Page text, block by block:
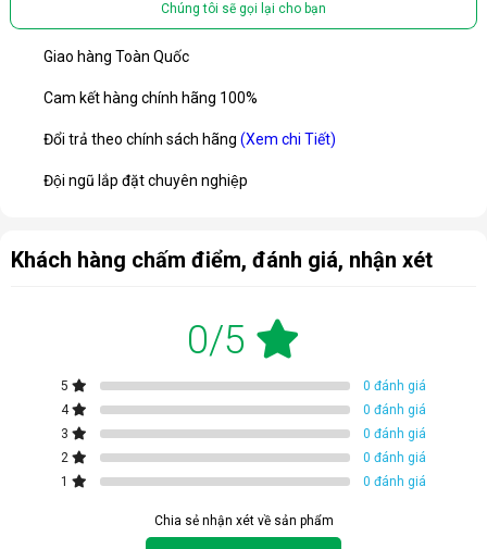
Chúng tôi sẽ gọi lại cho bạn
Giao hàng Toàn Quốc
Cam kết hàng chính hãng 100%
Đổi trả theo chính sách hãng (Xem chi Tiết)
Đội ngũ lắp đặt chuyên nghiệp
Khách hàng chấm điểm, đánh giá, nhận xét
0/5
5
0 đánh giá
4
0 đánh giá
3
0 đánh giá
2
0 đánh giá
1
0 đánh giá
Chia sẻ nhận xét về sản phẩm